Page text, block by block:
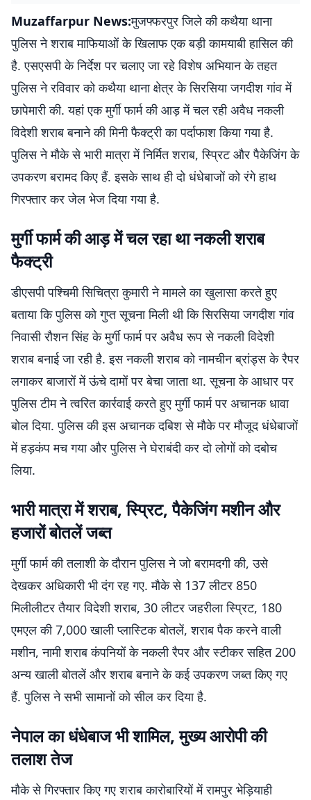
Muzaffarpur News:मुजफ्फरपुर जिले की कथैया थाना
पुलिस ने शराब माफियाओं के खिलाफ एक बड़ी कामयाबी हासिल की
है. एसएसपी के निर्देश पर चलाए जा रहे विशेष अभियान के तहत
पुलिस ने रविवार को कथैया थाना क्षेत्र के सिरसिया जगदीश गांव में
छापेमारी की. यहां एक मुर्गी फार्म की आड़ में चल रही अवैध नकली
विदेशी शराब बनाने की मिनी फैक्ट्री का पर्दाफाश किया गया है.
पुलिस ने मौके से भारी मात्रा में निर्मित शराब, स्प्रिट और पैकेजिंग के
उपकरण बरामद किए हैं. इसके साथ ही दो धंधेबाजों को रंगे हाथ
गिरफ्तार कर जेल भेज दिया गया है.
मुर्गी फार्म की आड़ में चल रहा था नकली शराब
फैक्ट्री
डीएसपी पश्चिमी सिचित्रा कुमारी ने मामले का खुलासा करते हुए
बताया कि पुलिस को गुप्त सूचना मिली थी कि सिरसिया जगदीश गांव
निवासी रौशन सिंह के मुर्गी फार्म पर अवैध रूप से नकली विदेशी
शराब बनाई जा रही है. इस नकली शराब को नामचीन ब्रांड्स के रैपर
लगाकर बाजारों में ऊंचे दामों पर बेचा जाता था. सूचना के आधार पर
पुलिस टीम ने त्वरित कार्रवाई करते हुए मुर्गी फार्म पर अचानक धावा
बोल दिया. पुलिस की इस अचानक दबिश से मौके पर मौजूद धंधेबाजों
में हड़कंप मच गया और पुलिस ने घेराबंदी कर दो लोगों को दबोच
लिया.
भारी मात्रा में शराब, स्प्रिट, पैकेजिंग मशीन और
हजारों बोतलें जब्त
मुर्गी फार्म की तलाशी के दौरान पुलिस ने जो बरामदगी की, उसे
देखकर अधिकारी भी दंग रह गए. मौके से 137 लीटर 850
मिलीलीटर तैयार विदेशी शराब, 30 लीटर जहरीला स्प्रिट, 180
एमएल की 7,000 खाली प्लास्टिक बोतलें, शराब पैक करने वाली
मशीन, नामी शराब कंपनियों के नकली रैपर और स्टीकर सहित 200
अन्य खाली बोतलें और शराब बनाने के कई उपकरण जब्त किए गए
हैं. पुलिस ने सभी सामानों को सील कर दिया है.
नेपाल का धंधेबाज भी शामिल, मुख्य आरोपी की
तलाश तेज
मौके से गिरफ्तार किए गए शराब कारोबारियों में रामपुर भेड़ियाही